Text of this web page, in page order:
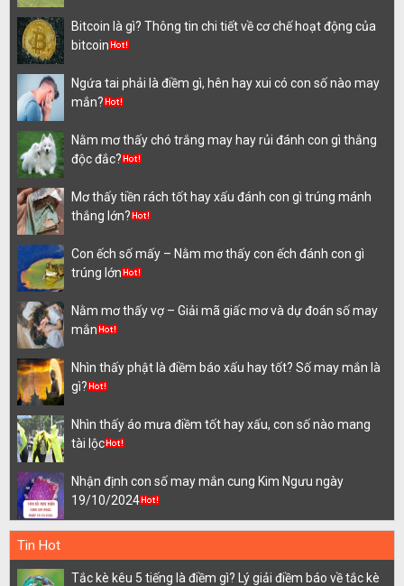
Bitcoin là gì? Thông tin chi tiết về cơ chế hoạt động của
bitcoin
Ngứa tai phải là điềm gì, hên hay xui có con số nào may
mắn?
Nằm mơ thấy chó trắng may hay rủi đánh con gì thắng
độc đắc?
Mơ thấy tiền rách tốt hay xấu đánh con gì trúng mánh
thắng lớn?
Con ếch số mấy – Nằm mơ thấy con ếch đánh con gì
trúng lớn
Nằm mơ thấy vợ – Giải mã giấc mơ và dự đoán số may
mắn
Nhìn thấy phật là điềm báo xấu hay tốt? Số may mắn là
gì?
Nhìn thấy áo mưa điềm tốt hay xấu, con số nào mang
tài lộc
Nhận định con số may mắn cung Kim Ngưu ngày
19/10/2024
Tin Hot
Tắc kè kêu 5 tiếng là điềm gì? Lý giải điềm báo về tắc kè